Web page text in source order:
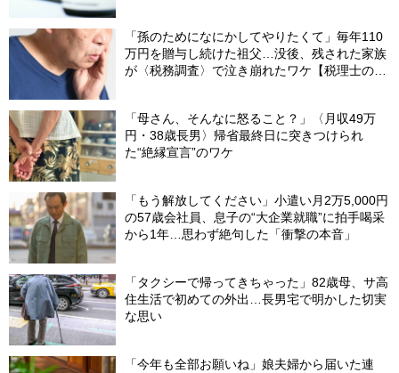
「孫のためになにかしてやりたくて」毎年110
万円を贈与し続けた祖父…没後、残された家族
が〈税務調査〉で泣き崩れたワケ【税理士の助
「母さん、そんなに怒ること？」〈月収49万
円・38歳長男〉帰省最終日に突きつけられ
た“絶縁宣言”のワケ
「もう解放してください」小遣い月2万5,000円
の57歳会社員、息子の“大企業就職”に拍手喝采
から1年…思わず絶句した「衝撃の本音」
「タクシーで帰ってきちゃった」82歳母、サ高
住生活で初めての外出…長男宅で明かした切実
な思い
「今年も全部お願いね」娘夫婦から届いた連